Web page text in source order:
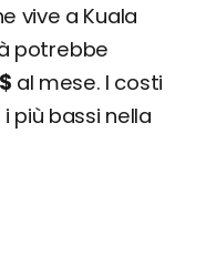
vive a Kuala
potrebbe
al mese. I costi
più bassi nella